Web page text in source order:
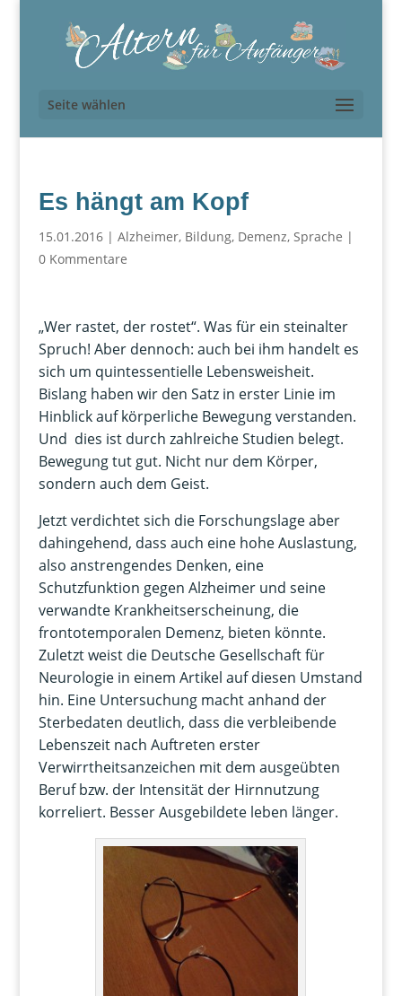
Seite wählen
Es hängt am Kopf
15.01.2016| Alzheimer, Bildung, Demenz, Sprache |
0 Kommentare
„Wer rastet, der rostet“. Was für ein steinalter
Spruch! Aber dennoch: auch bei ihm handelt es
sich um quintessentielle Lebensweisheit.
Bislang haben wir den Satz in erster Linie im
Hinblick auf körperliche Bewegung verstanden.
Und dies ist durch zahlreiche Studien belegt.
Bewegung tut gut. Nicht nur dem Körper,
sondern auch dem Geist.
Jetzt verdichtet sich die Forschungslage aber
dahingehend, dass auch eine hohe Auslastung,
also anstrengendes Denken, eine
Schutzfunktion gegen Alzheimer und seine
verwandte Krankheitserscheinung, die
frontotemporalen Demenz, bieten könnte.
Zuletzt weist die Deutsche Gesellschaft für
Neurologie in einem Artikel auf diesen Umstand
hin. Eine Untersuchung macht anhand der
Sterbedaten deutlich, dass die verbleibende
Lebenszeit nach Auftreten erster
Verwirrtheitsanzeichen mit dem ausgeübten
Beruf bzw. der Intensität der Hirnnutzung
korreliert. Besser Ausgebildete leben länger.